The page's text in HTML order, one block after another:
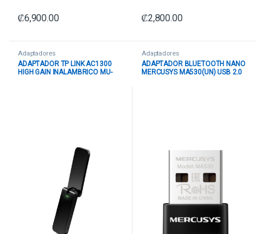
₡6,900.00 ₡2,800.00
Adaptadores
ADAPTADOR TP LINK AC1300
HIGH GAIN INALAMBRICO MU-
Adaptadores
ADAPTADOR BLUETOOTH NANO
MERCUSYS MA530(UN) USB 2.0